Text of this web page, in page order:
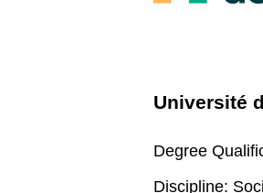
Université
Degree
Discipline: